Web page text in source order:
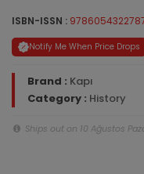
ISBN-ISSN :
Notify Me When Price Drops
Brand : Kapı
Category : History
Ships out on 10 Ağustos